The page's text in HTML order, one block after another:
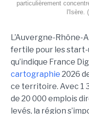
particulièrement
l'Isère.
L’Auvergne-
fertile pour les start-
qu’indique France
cartographie 2026
ce territoire. Avec 1
de 20 000 emplois
levés, la région